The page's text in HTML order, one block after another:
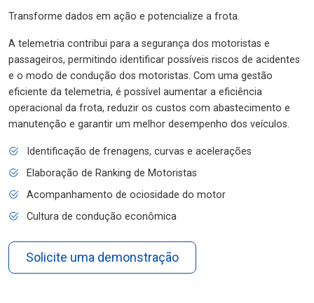
Transforme dados em ação e potencialize a frota.
A telemetria contribui para a segurança dos motoristas e
passageiros, permitindo identificar possíveis riscos de acidentes
e o modo de condução dos motoristas. Com uma gestão
eficiente da telemetria, é possível aumentar a eficiência
operacional da frota, reduzir os custos com abastecimento e
manutenção e garantir um melhor desempenho dos veículos.
Identificação de frenagens, curvas e acelerações
Elaboração de Ranking de Motoristas
Acompanhamento de ociosidade do motor
Cultura de condução econômica
Solicite uma demonstração